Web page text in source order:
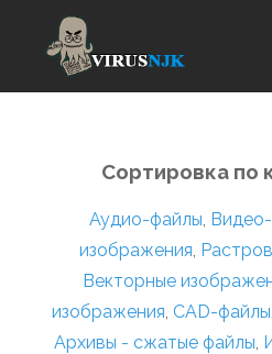
Сортировка по
Аудио-файлы,
изображения,
Векторные
изображения, CAD-файлы
Архивы - сжатые файлы,